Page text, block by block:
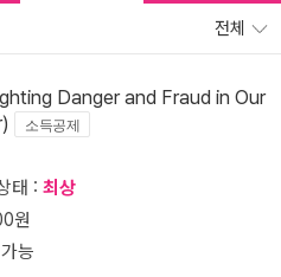
전체
Danger and Fraud in Our
소득공제
태 : 최상
원
능